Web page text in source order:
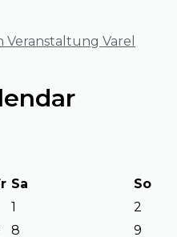
Varel
Sa
So
1
2
8 9